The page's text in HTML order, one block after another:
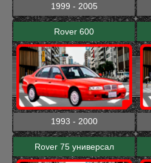
1999 - 2005
Rover 600
1993 - 2000
Rover 75 универсал